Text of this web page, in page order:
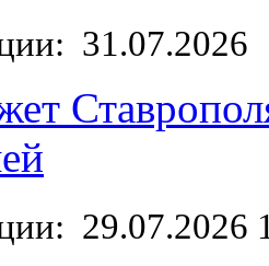
31.07.2026
29.07.2026